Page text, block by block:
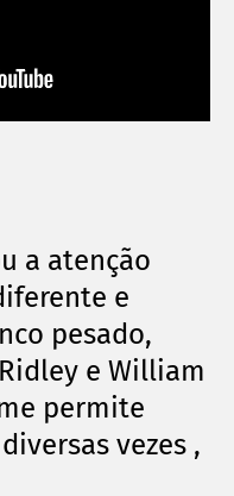
a atenção
e
pesado,
e William
permite
vezes ,